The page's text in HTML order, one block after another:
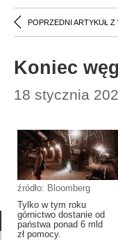
POPRZEDNI ARTYKUŁ Z
Koniec
18 stycznia
źródło: Bloomberg
Tylko w tym roku
górnictwo dostanie od
państwa ponad 6 mld
zł pomocy.